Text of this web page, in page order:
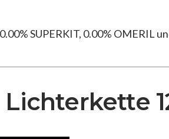
SUPERKIT, 0.00% OMERIL